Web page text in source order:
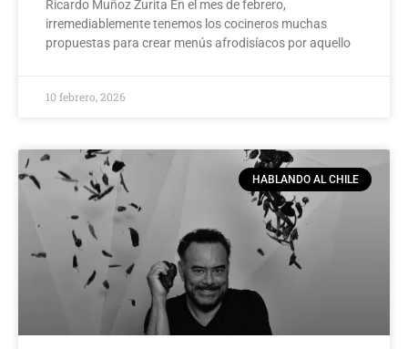
Ricardo Muñoz Zurita En el mes de febrero,
irremediablemente tenemos los cocineros muchas
propuestas para crear menús afrodisíacos por aquello
10 febrero, 2026
HABLANDO AL CHILE